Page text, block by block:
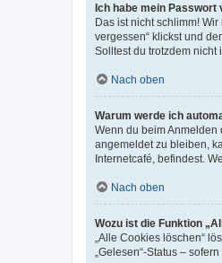
Ich habe mein Passwort
Das ist nicht schlimm!
vergessen“ klickst und
Solltest du trotzdem nicht
Nach oben
Warum werde ich
Wenn du beim Anmelden
angemeldet zu bleiben,
Internetcafé, befindest.
Nach oben
Wozu ist die Funktion
„Alle Cookies löschen“
„Gelesen“-Status –